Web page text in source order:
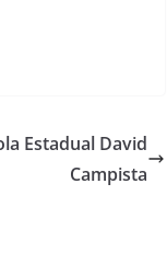
Estadual David
Campista